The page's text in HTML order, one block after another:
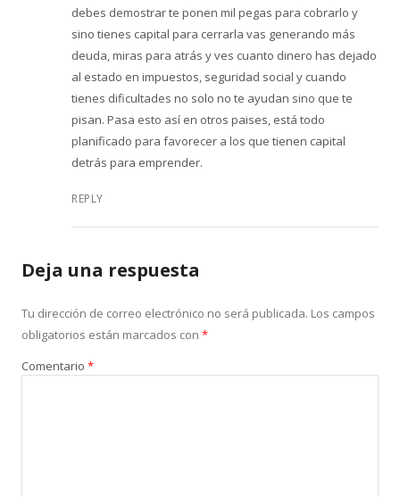
debes demostrar te ponen mil pegas para cobrarlo y
sino tienes capital para cerrarla vas generando más
deuda, miras para atrás y ves cuanto dinero has dejado
al estado en impuestos, seguridad social y cuando
tienes dificultades no solo no te ayudan sino que te
pisan. Pasa esto así en otros paises, está todo
planificado para favorecer a los que tienen capital
detrás para emprender.
REPLY
Deja una respuesta
Tu dirección de correo electrónico no será publicada. Los campos
obligatorios están marcados con *
Comentario *